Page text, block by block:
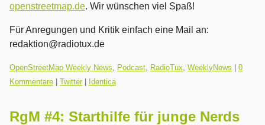
openstreetmap.de. Wir wünschen viel Spaß!
Für Anregungen und Kritik einfach eine Mail an:
redaktion@radiotux.de
Kategorien:
OpenStreetMap Weekly News Podcast RadioTux WeeklyNews
0
Kommentare
Twitter| Identica
RgM #4: Starthilfe für junge Nerds